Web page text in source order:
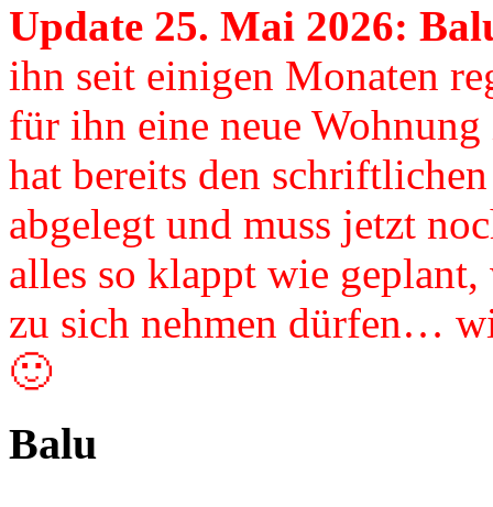
Update 25. Mai 2026:
ihn seit einigen Monaten
für ihn eine neue
hat bereits den
abgelegt und muss jetzt
alles so klappt wie
zu sich nehmen dürfen…
🙂
Balu